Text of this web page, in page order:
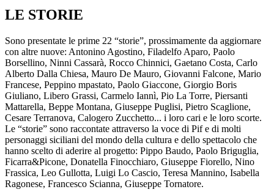
LE STORIE
Sono presentate le prime 22 “storie”, prossimamente da aggiornare
con altre nuove: Antonino Agostino, Filadelfo Aparo, Paolo
Borsellino, Ninni Cassarà, Rocco Chinnici, Gaetano Costa, Carlo
Alberto Dalla Chiesa, Mauro De Mauro, Giovanni Falcone, Mario
Francese, Peppino mpastato, Paolo Giaccone, Giorgio Boris
Giuliano, Libero Grassi, Carmelo Iannì, Pio La Torre, Piersanti
Mattarella, Beppe Montana, Giuseppe Puglisi, Pietro Scaglione,
Cesare Terranova, Calogero Zucchetto... i loro cari e le loro scorte.
Le “storie” sono raccontate attraverso la voce di Pif e di molti
personaggi siciliani del mondo della cultura e dello spettacolo che
hanno scelto di aderire al progetto: Pippo Baudo, Paolo Briguglia,
Ficarra&Picone, Donatella Finocchiaro, Giuseppe Fiorello, Nino
Frassica, Leo Gullotta, Luigi Lo Cascio, Teresa Mannino, Isabella
Ragonese, Francesco Scianna, Giuseppe Tornatore.